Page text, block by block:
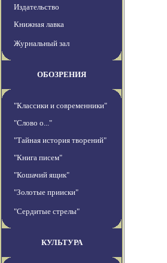
Издательство
Книжная лавка
Журнальный зал
ОБОЗРЕНИЯ
"Классики и современники"
"Слово о..."
"Тайная история творений"
"Книга писем"
"Кошачий ящик"
"Золотые прииски"
"Сердитые стрелы"
КУЛЬТУРА